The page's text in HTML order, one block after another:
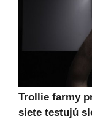
Trollie farmy
siete testujú